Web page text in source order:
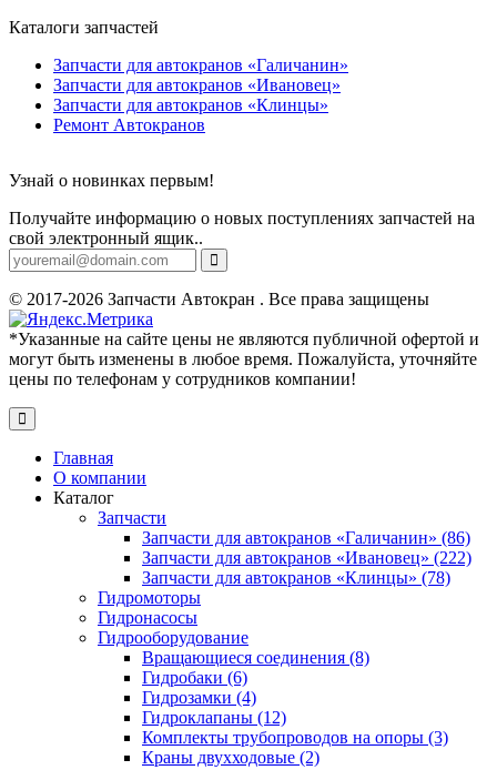
Каталоги запчастей
Запчасти для автокранов «Галичанин»
Запчасти для автокранов «Ивановец»
Запчасти для автокранов «Клинцы»
Ремонт Автокранов
Узнай о новинках первым!
Получайте информацию о новых поступлениях запчастей на
свой электронный ящик..
© 2017-2026 Запчасти Автокран . Все права защищены
*Указанные на сайте цены не являются публичной офертой и
могут быть изменены в любое время. Пожалуйста, уточняйте
цены по телефонам у сотрудников компании!
Главная
О компании
Каталог
Запчасти
Запчасти для автокранов «Галичанин» (86)
Запчасти для автокранов «Ивановец» (222)
Запчасти для автокранов «Клинцы» (78)
Гидромоторы
Гидронасосы
Гидрооборудование
Вращающиеся соединения (8)
Гидробаки (6)
Гидрозамки (4)
Гидроклапаны (12)
Комплекты трубопроводов на опоры (3)
Краны двухходовые (2)